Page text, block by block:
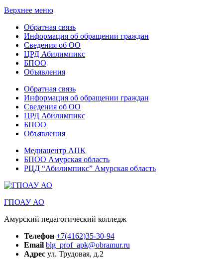
Верхнее меню
Обратная связь
Информация об обращении граждан
Сведения об ОО
ЦРД Абилимпикс
БПОО
Объявления
Обратная связь
Информация об обращении граждан
Сведения об ОО
ЦРД Абилимпикс
БПОО
Объявления
Медиацентр АПК
БПОО Амурская область
РЦД “Абилимпикс” Амурская область
ГПОАУ АО
Амурский педагогический колледж
Телефон +7(4162)35-30-94
Email blg_prof_apk@obramur.ru
Адрес ул. Трудовая, д.2